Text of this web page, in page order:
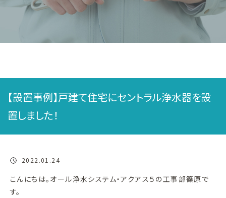
【設置事例】戸建て住宅にセントラル浄水器を設
置しました！
2022.01.24
こんにちは。オール浄水システム・アクアス５の工事部篠原で
す。